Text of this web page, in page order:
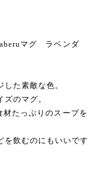
マグ ラベンダ
た素敵な色。
のマグ。
たっぷりのスープを
を飲むのにもいいです